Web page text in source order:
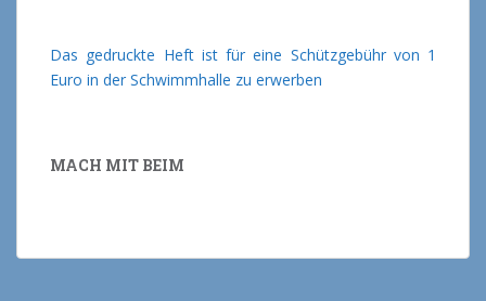
Das gedruckte Heft ist für eine Schützgebühr von 1
Euro in der Schwimmhalle zu erwerben
MACH MIT BEIM